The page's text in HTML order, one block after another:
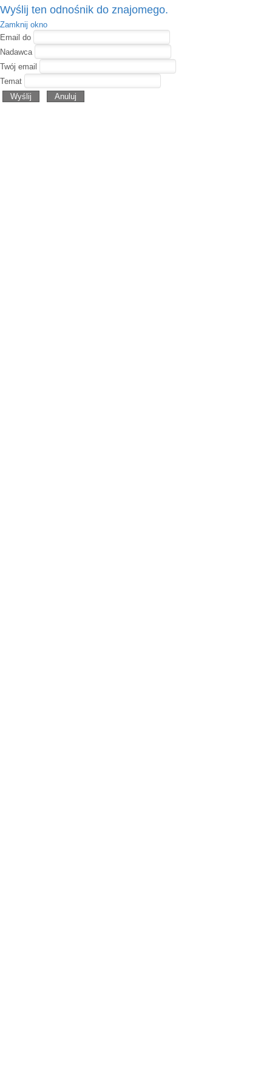
Wyślij ten odnośnik do znajomego.
Zamknij okno
Email do
Nadawca
Twój email
Temat
Wyślij
Anuluj